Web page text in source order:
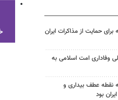
برای حمایت از مذاکرات ایران
وفاداری امت اسلامی به
نقطه عطف بیداری و
بود